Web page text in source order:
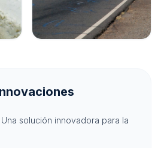
Una solución innovadora para la